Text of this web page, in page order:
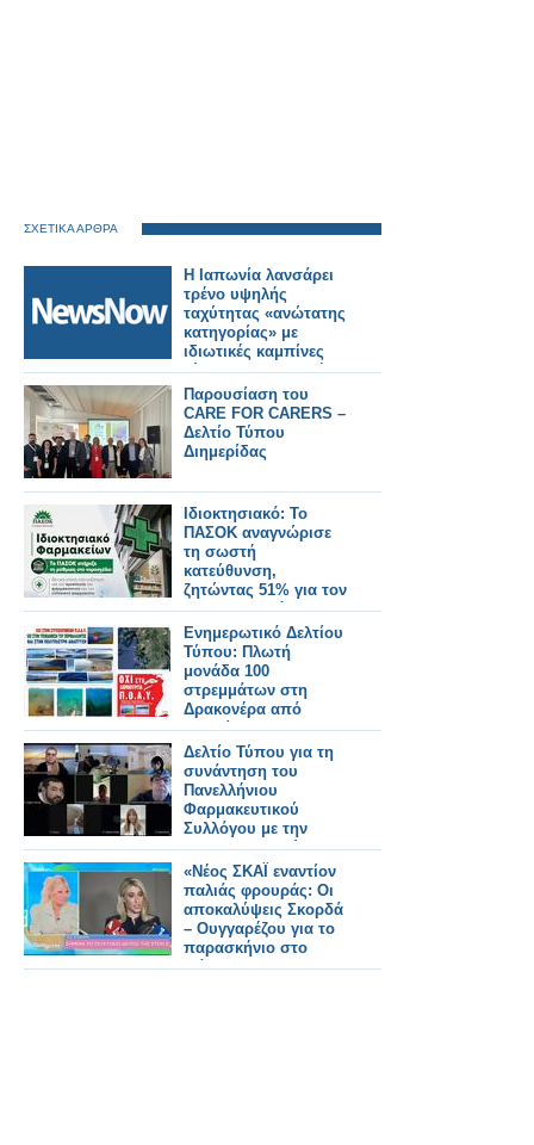
ΣΧΕΤΙΚΑ ΑΡΘΡΑ
Η Ιαπωνία λανσάρει
τρένο υψηλής
ταχύτητας «ανώτατης
κατηγορίας» με
ιδιωτικές καμπίνες
τύπου αεροπορικής
εταιρείας.
Παρουσίαση του
CARE FOR CARERS –
Δελτίο Τύπου
Διημερίδας
Ιδιοκτησιακό: Το
ΠΑΣΟΚ αναγνώρισε
τη σωστή
κατεύθυνση,
ζητώντας 51% για τον
φαρμακοποιό
Ενημερωτικό Δελτίου
Τύπου: Πλωτή
μονάδα 100
στρεμμάτων στη
Δρακονέρα από
μετακίνηση -
μετεγκατάσταση
παλαιών.
Δελτίο Τύπου για τη
συνάντηση του
Πανελλήνιου
Φαρμακευτικού
Συλλόγου με την
Ένωση Ασθενών
Ελλάδας
«Νέος ΣΚΑΪ εναντίον
παλιάς φρουράς: Οι
αποκαλύψεις Σκορδά
– Ουγγαρέζου για το
παρασκήνιο στο
Φάληρο»